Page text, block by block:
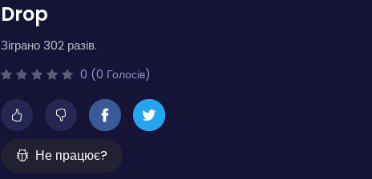
Drop
Зіграно 302 разів.
0 (0 Голосів)
Не працює?